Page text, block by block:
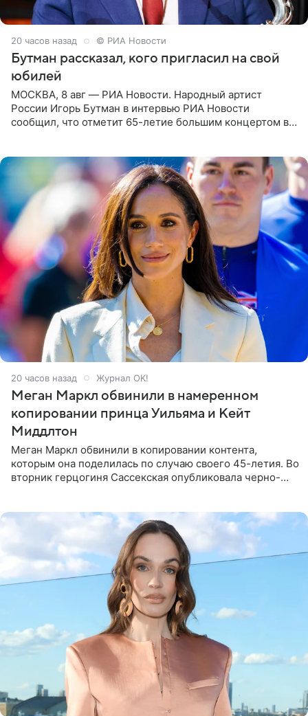
20 часов назад © РИА Новости
Бутман рассказал, кого пригласил на свой
юбилей
МОСКВА, 8 авг — РИА Новости. Народный артист
России Игорь Бутман в интервью РИА Новости
сообщил, что отметит 65-летие большим концертом в
20 часов назад Журнал OK!
Меган Маркл обвинили в намеренном
копировании принца Уильяма и Кейт
Миддлтон
Меган Маркл обвинили в копировании контента,
которым она поделилась по случаю своего 45-летия. Во
вторник герцогиня Сассекская опубликовала черно-